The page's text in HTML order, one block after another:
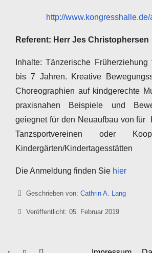
http://
Referent: Herr Jes Christophersen
Inhalte: Tänzerische
bis 7 Jahren. Kreative
Choreographien auf kindgerechte
praxisnahen Beispiele und
geiegnet für den Neuaufbau von für
Tanzsportvereinen oder
Kindergärten/Kindertagesstätten
Die Anmeldung finden Sie hier
DetailsGeschrieben von: Cathrin A. Lang
Veröffentlicht: 05. Februar 2019